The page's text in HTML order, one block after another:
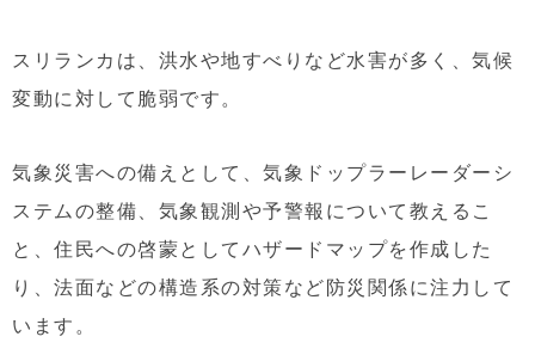
スリランカは、洪水や地すべりなど水害が多く、気候
変動に対して脆弱です。
気象災害への備えとして、気象ドップラーレーダーシ
ステムの整備、気象観測や予警報について教えるこ
と、住民への啓蒙としてハザードマップを作成した
り、法面などの構造系の対策など防災関係に注力して
います。